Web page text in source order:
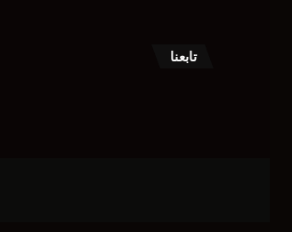
تابعنا